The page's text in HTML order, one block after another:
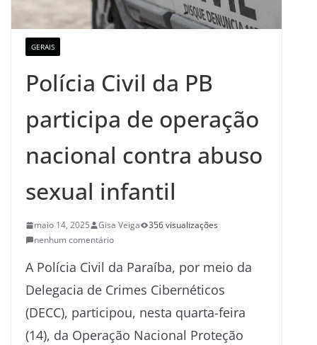
GERAIS
Polícia Civil da PB
participa de operação
nacional contra abuso
sexual infantil
maio 14, 2025 Gisa Veiga
356 visualizações
nenhum comentário
A Polícia Civil da Paraíba, por meio da
Delegacia de Crimes Cibernéticos
(DECC), participou, nesta quarta-feira
(14), da Operação Nacional Proteção